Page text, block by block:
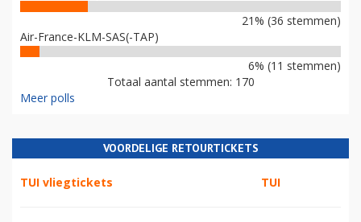
21% (36 stemmen)
Air-France-KLM-SAS(-TAP)
6% (11 stemmen)
Totaal aantal stemmen: 170
Meer polls
VOORDELIGE RETOURTICKETS
TUI vliegtickets TUI